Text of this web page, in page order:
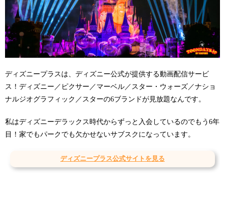
ディズニープラスは、ディズニー公式が提供する動画配信サービ
ス！ディズニー／ピクサー／マーベル／スター・ウォーズ／ナショ
ナルジオグラフィック／スターの6ブランドが見放題なんです。
私はディズニーデラックス時代からずっと入会しているのでもう6年
目！家でもパークでも欠かせないサブスクになっています。
ディズニープラス公式サイトを見る